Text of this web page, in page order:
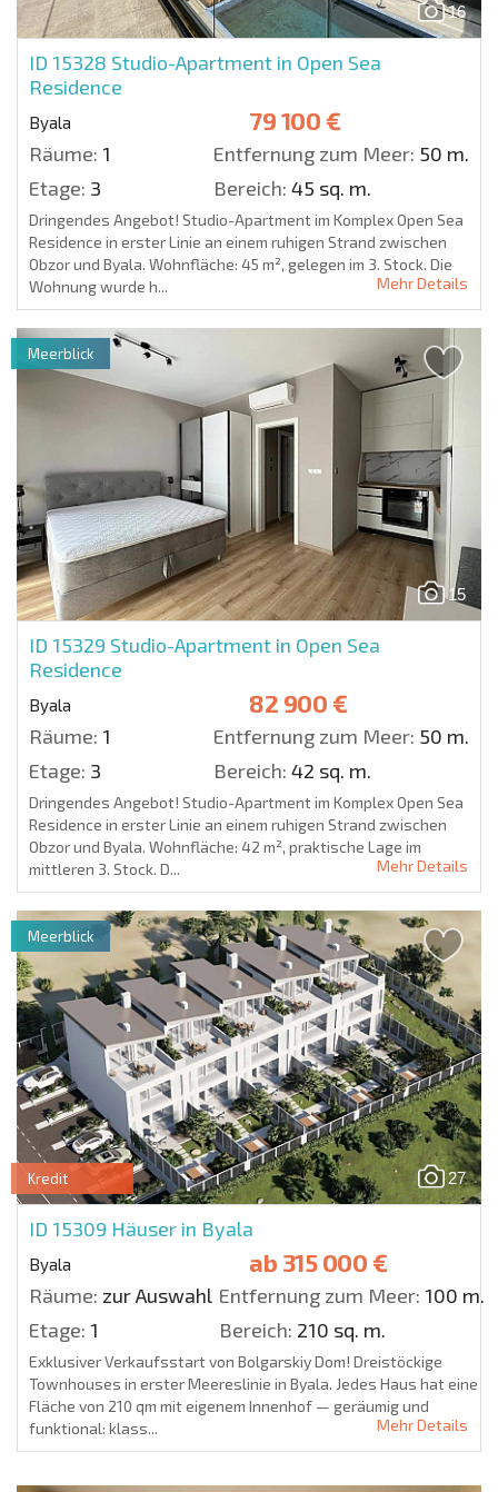
16
ID 15328 Studio-Apartment in Open Sea
Residence
Byala 79 100 €
Räume: 1 Entfernung zum Meer: 50 m.
Etage: 3 Bereich: 45 sq. m.
Dringendes Angebot! Studio-Apartment im Komplex Open Sea
Residence in erster Linie an einem ruhigen Strand zwischen
Obzor und Byala. Wohnfläche: 45 m², gelegen im 3. Stock. Die
Wohnung wurde h...
Mehr Details
15
ID 15329 Studio-Apartment in Open Sea
Residence
Byala 82 900 €
Räume: 1 Entfernung zum Meer: 50 m.
Etage: 3 Bereich: 42 sq. m.
Meerblick
Dringendes Angebot! Studio-Apartment im Komplex Open Sea
Residence in erster Linie an einem ruhigen Strand zwischen
Obzor und Byala. Wohnfläche: 42 m², praktische Lage im
mittleren 3. Stock. D...
Mehr Details
27
Kredit
ID 15309 Häuser in Byala
Byala ab 315 000 €
Räume: zur Auswahl Entfernung zum Meer: 100 m.
Etage: 1 Bereich: 210 sq. m.
Meerblick
Exklusiver Verkaufsstart von Bolgarskiy Dom! Dreistöckige
Townhouses in erster Meereslinie in Byala. Jedes Haus hat eine
Fläche von 210 qm mit eigenem Innenhof — geräumig und
funktional: klass...
Mehr Details